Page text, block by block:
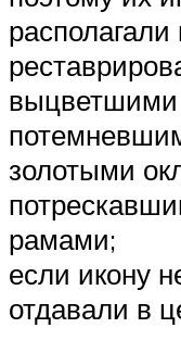
выцветшими
золотыми
рамами;
если икону
отдавали в